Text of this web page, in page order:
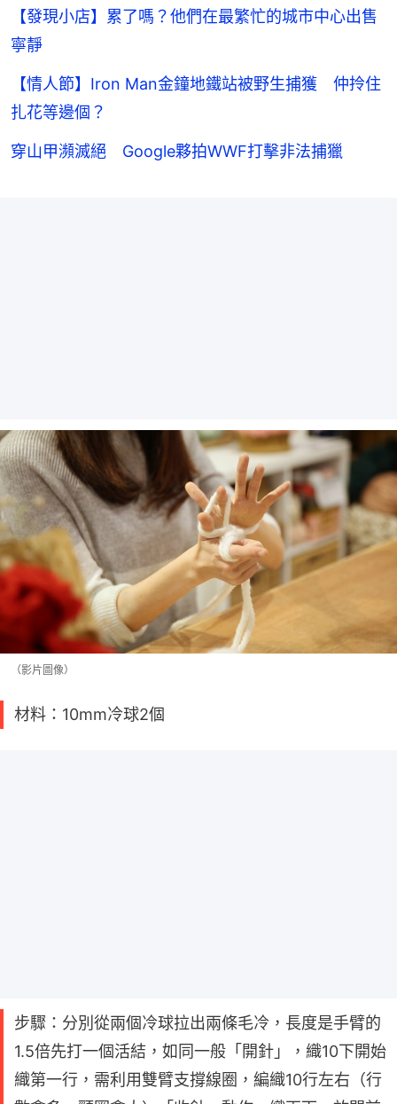
【發現小店】累了嗎？他們在最繁忙的城市中心出售
寧靜
【情人節】Iron Man金鐘地鐵站被野生捕獲 仲拎住
扎花等邊個？
穿山甲瀕滅絕 Google夥拍WWF打擊非法捕獵
（影片圖像）
材料：10mm冷球2個
步驟：分別從兩個冷球拉出兩條毛冷，長度是手臂的
1.5倍先打一個活結，如同一般「開針」，織10下開始
織第一行，需利用雙臂支撐線圈，編織10行左右（行